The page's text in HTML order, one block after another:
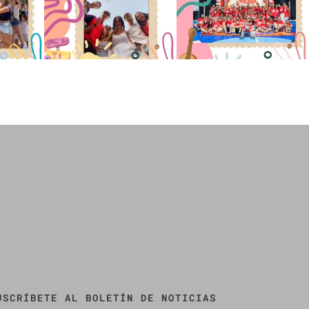
AL BOLETÍN DE NOTICIAS